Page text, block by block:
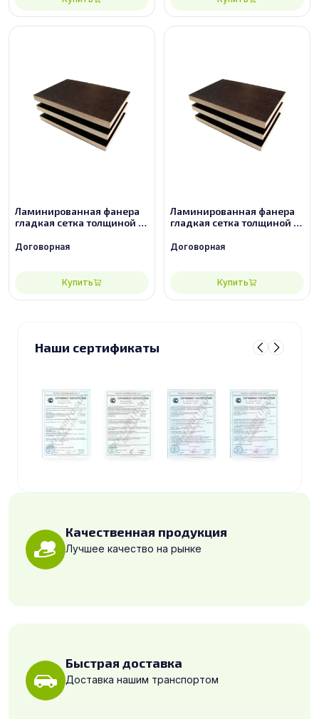
Ламинированная фанера
гладкая сетка толщиной 9
сорт 2/2
Договорная
Купить
Ламинированная фанера
гладкая сетка толщиной 9
сорт 3/3
Договорная
Купить
Наши сертификаты
Качественная продукция
Лучшее качество на рынке
Быстрая доставка
Доставка нашим транспортом